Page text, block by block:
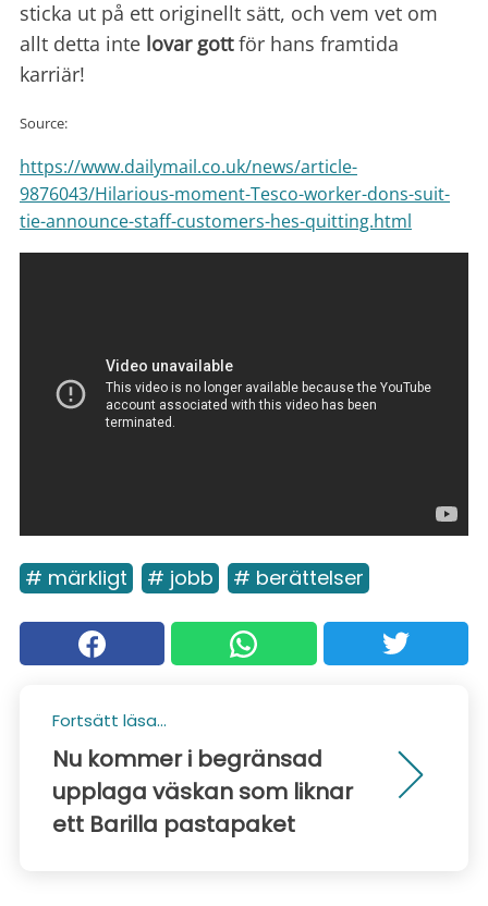
sticka ut på ett originellt sätt, och vem vet om
allt detta inte lovar gottför hans framtida
karriär!
Source:
https://www.dailymail.co.uk/news/article-
9876043/Hilarious-moment-Tesco-worker-dons-suit-
tie-announce-staff-customers-hes-quitting.html
# märkligt # jobb # berättelser
Fortsätt läsa...
Nu kommer i begränsad
upplaga väskan som liknar
ett Barilla pastapaket